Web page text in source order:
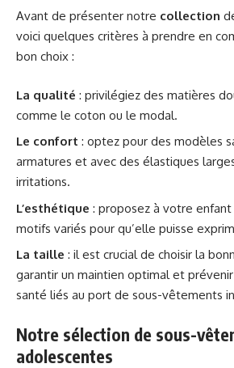
Avant de présenter notre collection
voici quelques critères à prendre en
bon choix :
La qualité : privilégiez des matières
comme le coton ou le modal.
Le confort : optez pour des modèles
armatures et avec des élastiques
irritations.
L’esthétique : proposez à votre
motifs variés pour qu’elle puisse
La taille : il est crucial de choisir la
garantir un maintien optimal et
santé liés au port de sous-vêtements
Notre sélection de sous-
adolescentes